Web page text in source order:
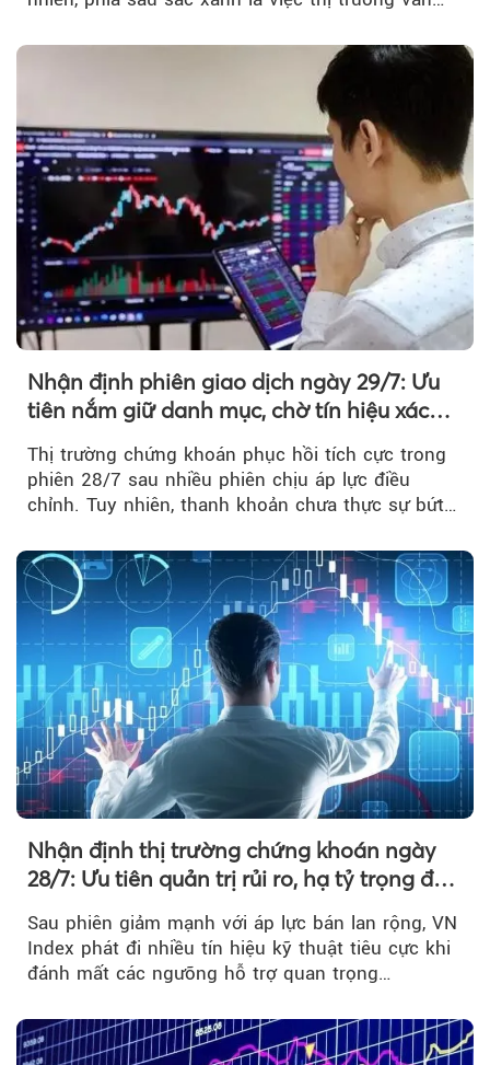
tiền vẫn chưa thực sự trở lại.
Nhận định phiên giao dịch ngày 29/7: Ưu
tiên nắm giữ danh mục, chờ tín hiệu xác
Thị trường chứng khoán phục hồi tích cực trong
phiên 28/7 sau nhiều phiên chịu áp lực điều
chỉnh. Tuy nhiên, thanh khoản chưa thực sự bứt
Nhận định thị trường chứng khoán ngày
28/7: Ưu tiên quản trị rủi ro, hạ tỷ trọng đòn
Sau phiên giảm mạnh với áp lực bán lan rộng, VN
Index phát đi nhiều tín hiệu kỹ thuật tiêu cực khi
đánh mất các ngưỡng hỗ trợ quan trọng…